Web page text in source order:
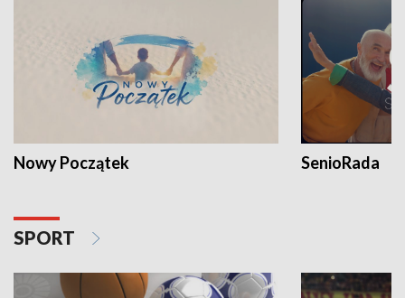
Nowy Początek SenioRada
SPORT